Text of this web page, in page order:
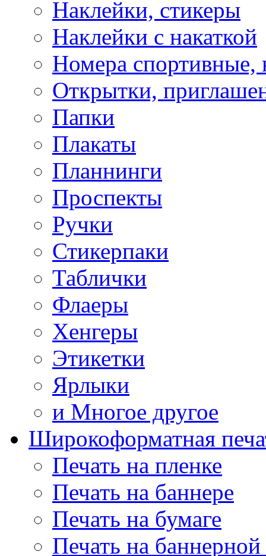
Наклейки, стикеры
Наклейки с накаткой
Номера спортивные,
Открытки,
Папки
Плакаты
Планнинги
Проспекты
Ручки
Стикерпаки
Таблички
Флаеры
Хенгеры
Этикетки
Ярлыки
и Многое другое
Широкоформатная
Печать на пленке
Печать на баннере
Печать на бумаге
Печать на баннерной